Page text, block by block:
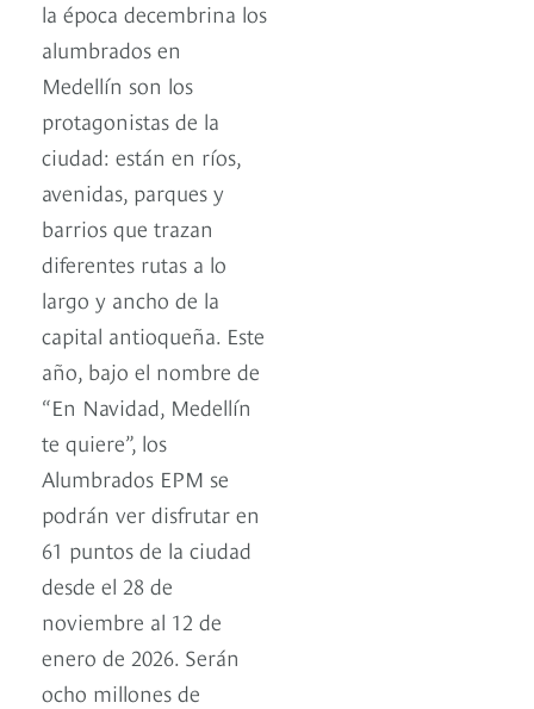
la época decembrina los
alumbrados en
Medellín son los
protagonistas de la
ciudad: están en ríos,
avenidas, parques y
barrios que trazan
diferentes rutas a lo
largo y ancho de la
capital antioqueña. Este
año, bajo el nombre de
“En Navidad, Medellín
te quiere”, los
Alumbrados EPM se
podrán ver disfrutar en
61 puntos de la ciudad
desde el 28 de
noviembre al 12 de
enero de 2026. Serán
ocho millones de